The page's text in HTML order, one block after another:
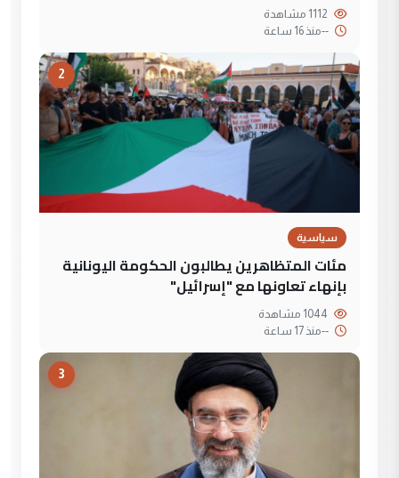
--منذ 16 ساعة
2
سياسية
مئات المتظاهرين يطالبون الحكومة اليونانية
بإنهاء تعاونها مع "إسرائيل"
--منذ 17 ساعة
3